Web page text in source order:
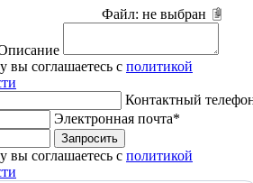
Файл: не выбран
соглашаетесь с политикой
Контактный
Электронная почта*
Запросить
соглашаетесь с политикой